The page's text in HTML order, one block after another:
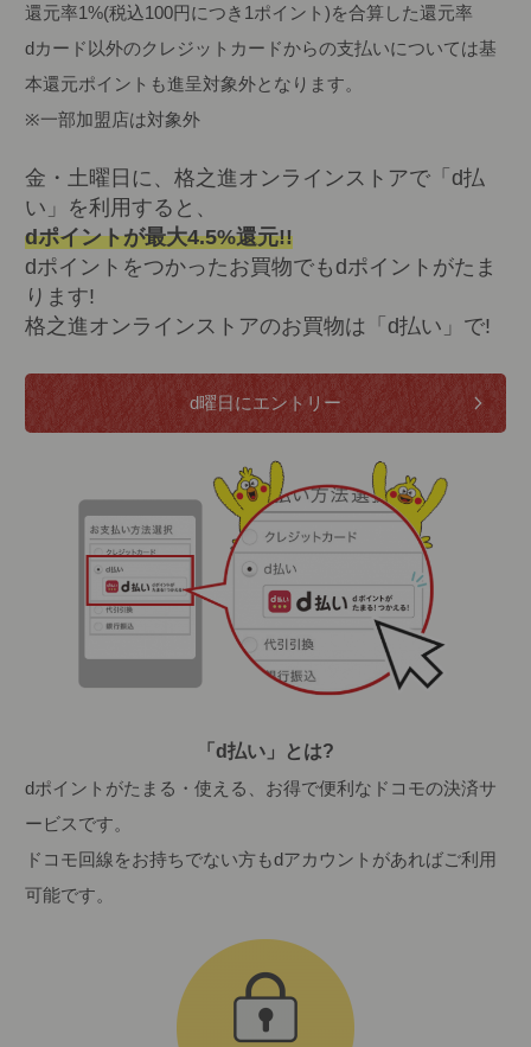
還元率1%(税込100円につき1ポイント)を合算した還元率
dカード以外のクレジットカードからの支払いについては基
本還元ポイントも進呈対象外となります。
※一部加盟店は対象外
金・土曜日に、格之進オンラインストアで「d払
い」を利用すると、
dポイントが最大4.5%還元!!
dポイントをつかったお買物でもdポイントがたま
ります!
格之進オンラインストアのお買物は「d払い」で!
d曜日にエントリー
「d払い」とは?
dポイントがたまる・使える、お得で便利なドコモの決済サ
ービスです。
ドコモ回線をお持ちでない方もdアカウントがあればご利用
可能です。